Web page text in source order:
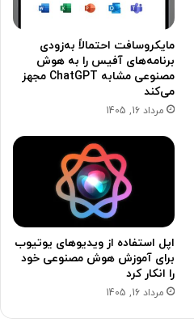
مایکروسافت احتمالاً به‌زودی
برنامه‌های آفیس را به هوش
مصنوعی مشابه ChatGPT مجهز
می‌کند
مرداد 16, 1405
اپل استفاده از ویدیوهای یوتیوب
برای آموزش هوش مصنوعی خود
را انکار کرد
مرداد 16, 1405